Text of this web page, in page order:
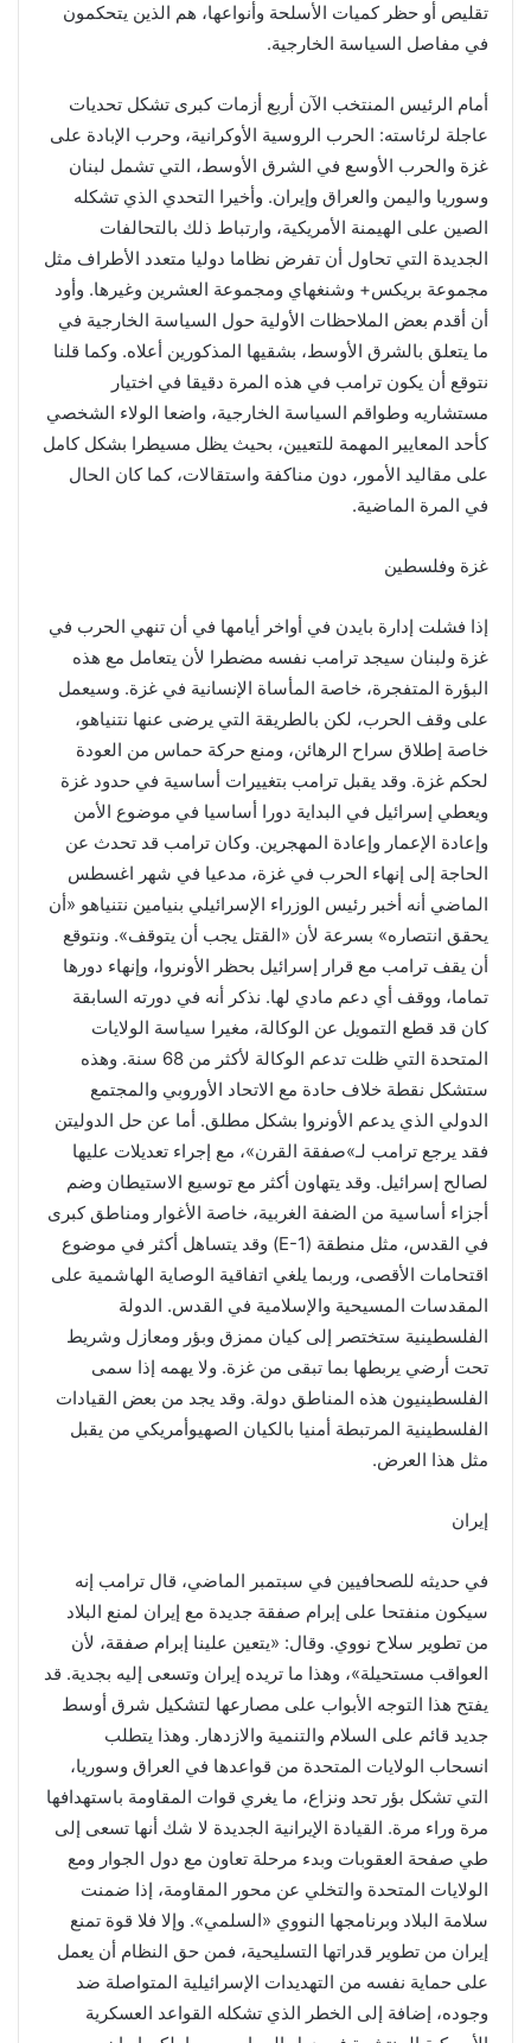
تقليص أو حظر كميات الأسلحة وأنواعها، هم الذين يتحكمون
في مفاصل السياسة الخارجية.
أمام الرئيس المنتخب الآن أربع أزمات كبرى تشكل تحديات
عاجلة لرئاسته: الحرب الروسية الأوكرانية، وحرب الإبادة على
غزة والحرب الأوسع في الشرق الأوسط، التي تشمل لبنان
وسوريا واليمن والعراق وإيران. وأخيرا التحدي الذي تشكله
الصين على الهيمنة الأمريكية، وارتباط ذلك بالتحالفات
الجديدة التي تحاول أن تفرض نظاما دوليا متعدد الأطراف مثل
مجموعة بريكس+ وشنغهاي ومجموعة العشرين وغيرها. وأود
أن أقدم بعض الملاحظات الأولية حول السياسة الخارجية في
ما يتعلق بالشرق الأوسط، بشقيها المذكورين أعلاه. وكما قلنا
نتوقع أن يكون ترامب في هذه المرة دقيقا في اختيار
مستشاريه وطواقم السياسة الخارجية، واضعا الولاء الشخصي
كأحد المعايير المهمة للتعيين، بحيث يظل مسيطرا بشكل كامل
على مقاليد الأمور، دون مناكفة واستقالات، كما كان الحال
في المرة الماضية.
غزة وفلسطين
إذا فشلت إدارة بايدن في أواخر أيامها في أن تنهي الحرب في
غزة ولبنان سيجد ترامب نفسه مضطرا لأن يتعامل مع هذه
البؤرة المتفجرة، خاصة المأساة الإنسانية في غزة. وسيعمل
على وقف الحرب، لكن بالطريقة التي يرضى عنها نتنياهو،
خاصة إطلاق سراح الرهائن، ومنع حركة حماس من العودة
لحكم غزة. وقد يقبل ترامب بتغييرات أساسية في حدود غزة
ويعطي إسرائيل في البداية دورا أساسيا في موضوع الأمن
وإعادة الإعمار وإعادة المهجرين. وكان ترامب قد تحدث عن
الحاجة إلى إنهاء الحرب في غزة، مدعيا في شهر اغسطس
الماضي أنه أخبر رئيس الوزراء الإسرائيلي بنيامين نتنياهو «أن
يحقق انتصاره» بسرعة لأن «القتل يجب أن يتوقف». ونتوقع
أن يقف ترامب مع قرار إسرائيل بحظر الأونروا، وإنهاء دورها
تماما، ووقف أي دعم مادي لها. نذكر أنه في دورته السابقة
كان قد قطع التمويل عن الوكالة، مغيرا سياسة الولايات
المتحدة التي ظلت تدعم الوكالة لأكثر من 68 سنة. وهذه
ستشكل نقطة خلاف حادة مع الاتحاد الأوروبي والمجتمع
الدولي الذي يدعم الأونروا بشكل مطلق. أما عن حل الدوليتن
فقد يرجع ترامب لـ»صفقة القرن»، مع إجراء تعديلات عليها
لصالح إسرائيل. وقد يتهاون أكثر مع توسيع الاستيطان وضم
أجزاء أساسية من الضفة الغربية، خاصة الأغوار ومناطق كبرى
في القدس، مثل منطقة (E-1) وقد يتساهل أكثر في موضوع
اقتحامات الأقصى، وربما يلغي اتفاقية الوصاية الهاشمية على
المقدسات المسيحية والإسلامية في القدس. الدولة
الفلسطينية ستختصر إلى كيان ممزق وبؤر ومعازل وشريط
تحت أرضي يربطها بما تبقى من غزة. ولا يهمه إذا سمى
الفلسطينيون هذه المناطق دولة. وقد يجد من بعض القيادات
الفلسطينية المرتبطة أمنيا بالكيان الصهيوأمريكي من يقبل
مثل هذا العرض.
إيران
في حديثه للصحافيين في سبتمبر الماضي، قال ترامب إنه
سيكون منفتحا على إبرام صفقة جديدة مع إيران لمنع البلاد
من تطوير سلاح نووي. وقال: «يتعين علينا إبرام صفقة، لأن
العواقب مستحيلة»، وهذا ما تريده إيران وتسعى إليه بجدية. قد
يفتح هذا التوجه الأبواب على مصارعها لتشكيل شرق أوسط
جديد قائم على السلام والتنمية والازدهار. وهذا يتطلب
انسحاب الولايات المتحدة من قواعدها في العراق وسوريا،
التي تشكل بؤر تحد ونزاع، ما يغري قوات المقاومة باستهدافها
مرة وراء مرة. القيادة الإيرانية الجديدة لا شك أنها تسعى إلى
طي صفحة العقوبات وبدء مرحلة تعاون مع دول الجوار ومع
الولايات المتحدة والتخلي عن محور المقاومة، إذا ضمنت
سلامة البلاد وبرنامجها النووي «السلمي». وإلا فلا قوة تمنع
إيران من تطوير قدراتها التسليحية، فمن حق النظام أن يعمل
على حماية نفسه من التهديدات الإسرائيلية المتواصلة ضد
وجوده، إضافة إلى الخطر الذي تشكله القواعد العسكرية